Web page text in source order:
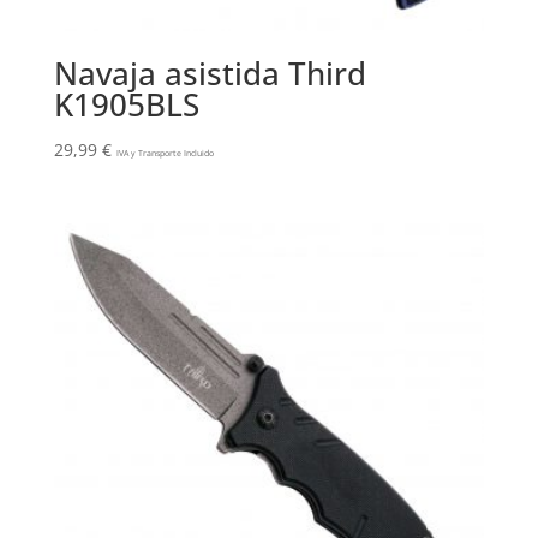
Navaja asistida Third
K1905BLS
29,99 € IVA y Transporte Incluido